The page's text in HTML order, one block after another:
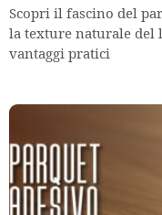
Scopri il fascino del
la texture naturale del
vantaggi pratici